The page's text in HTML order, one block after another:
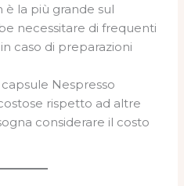
è la più grande sul
necessitare di frequenti
caso di preparazioni
capsule Nespresso
rispetto ad altre
considerare il costo